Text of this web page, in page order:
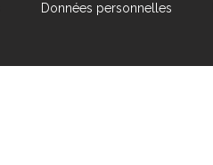
Données personnelles